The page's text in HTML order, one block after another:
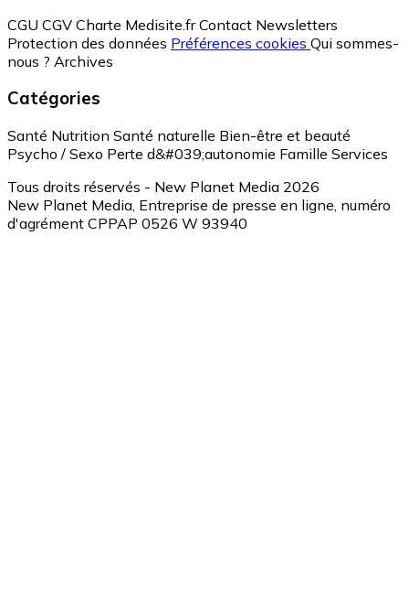
CGU CGV Charte Medisite.fr Contact Newsletters
Protection des données Préférences cookies Qui sommes-
nous ? Archives
Catégories
Santé Nutrition Santé naturelle Bien-être et beauté
Psycho / Sexo Perte d&#039;autonomie Famille Services
Tous droits réservés - New Planet Media 2026
New Planet Media, Entreprise de presse en ligne, numéro
d'agrément CPPAP 0526 W 93940